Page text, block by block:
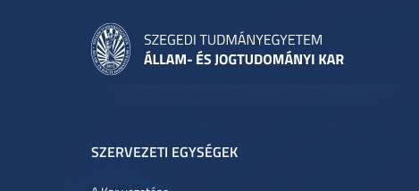
SZERVEZETI EGYSÉGEK